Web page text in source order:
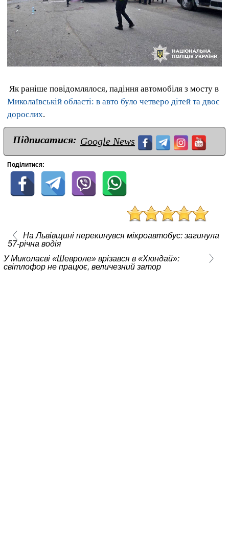
Як раніше повідомлялося, падіння автомобіля з мосту в
Миколаївській області: в авто було четверо дітей та двоє
дорослих.
Підписатися: Google News
Поділитися:
На Львівщині перекинувся мікроавтобус: загинула
57-річна водія
У Миколаєві «Шевроле» врізався в «Хюндай»:
світлофор не працює, величезний затор